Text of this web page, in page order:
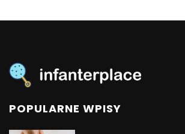
POPULARNE WPISY